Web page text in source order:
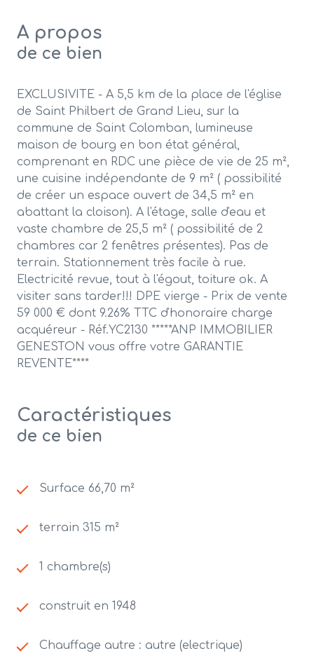
A propos
de ce bien
EXCLUSIVITE - A 5,5 km de la place de l'église
de Saint Philbert de Grand Lieu, sur la
commune de Saint Colomban, lumineuse
maison de bourg en bon état général,
comprenant en RDC une pièce de vie de 25 m²,
une cuisine indépendante de 9 m² ( possibilité
de créer un espace ouvert de 34,5 m² en
abattant la cloison). A l'étage, salle d'eau et
vaste chambre de 25,5 m² ( possibilité de 2
chambres car 2 fenêtres présentes). Pas de
terrain. Stationnement très facile à rue.
Electricité revue, tout à l'égout, toiture ok. A
visiter sans tarder!!! DPE vierge - Prix de vente
59 000 € dont 9.26% TTC d'honoraire charge
acquéreur - Réf.YC2130 *****ANP IMMOBILIER
GENESTON vous offre votre GARANTIE
REVENTE****
Caractéristiques
de ce bien
Surface 66,70 m²
terrain 315 m²
1 chambre(s)
construit en 1948
Chauffage autre : autre (electrique)